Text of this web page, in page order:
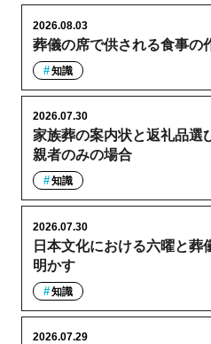
葬儀の席で供される食事の
2026.08.03
知識
家族葬の案内状と返礼品選
親者のみの場合
2026.07.30
知識
日本文化における六曜と葬
明かす
2026.07.30
知識
2026.07.29